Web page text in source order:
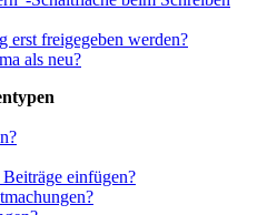
erst freigegeben werden?
als neu?
einfügen?